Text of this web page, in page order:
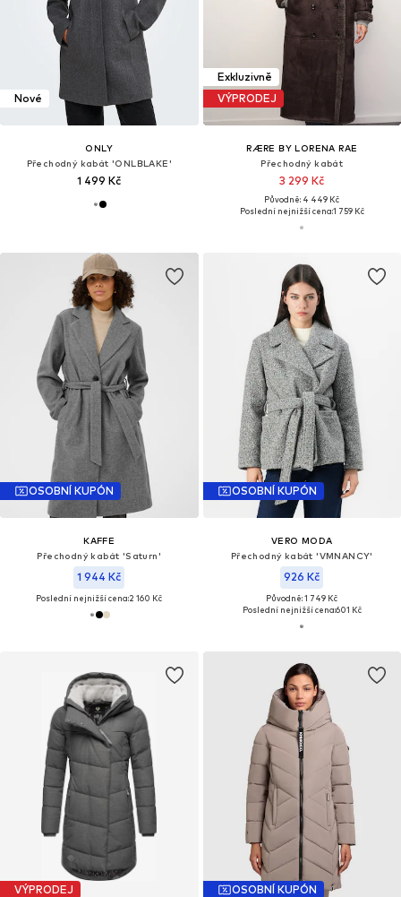
Nové
ONLY
Přechodný kabát 'ONLBLAKE'
1 499 Kč
Exkluzivně
VÝPRODEJ
RÆRE BY LORENA RAE
Přechodný kabát
3 299 Kč
Původně: 4 449 Kč
Poslední nejnižší cena:1 759 Kč
OSOBNÍ KUPÓN
KAFFE
Přechodný kabát 'Saturn'
1 944 Kč
Poslední nejnižší cena:2 160 Kč
OSOBNÍ KUPÓN
VERO MODA
Přechodný kabát 'VMNANCY'
926 Kč
Původně: 1 749 Kč
Poslední nejnižší cena:601 Kč
VÝPRODEJ OSOBNÍ KUPÓN